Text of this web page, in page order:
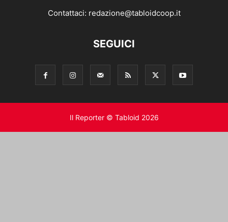
Contattaci: redazione@tabloidcoop.it
SEGUICI
Il Reporter © Tabloid 2026